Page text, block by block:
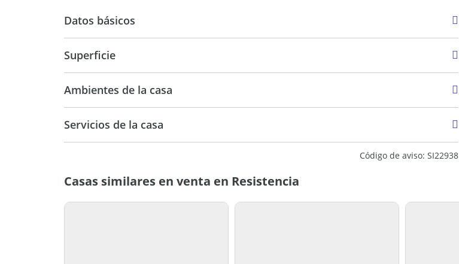
Datos básicos
Superficie
Ambientes de la casa
Servicios de la casa
Código de aviso: SI22938
Casas similares en venta en Resistencia